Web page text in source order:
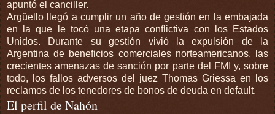
apuntó el canciller.
Argüello llegó a cumplir un año de gestión en la embajada
en la que le tocó una etapa conflictiva con los Estados
Unidos. Durante su gestión vivió la expulsión de la
Argentina de beneficios comerciales norteamericanos, las
crecientes amenazas de sanción por parte del FMI y, sobre
todo, los fallos adversos del juez Thomas Griessa en los
reclamos de los tenedores de bonos de deuda en default.
El perfil de Nahón